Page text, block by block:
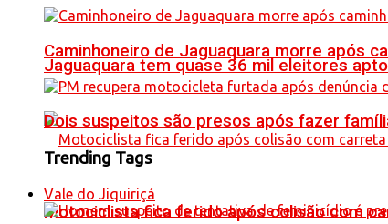
Jaguaquara tem quase 36 mil eleitores
Motociclista fica ferido após colisão com
Caminhoneiro de Jaguaquara morre após
Dois suspeitos são presos após fazer
Trending Tags
Vale do Jiquiriçá